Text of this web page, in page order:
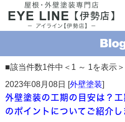
■該当件数1件中＜1 ～ 1を表示
2023年08月08日 [外壁塗装]
外壁塗装の工期の目安は？
のポイントについてご紹介し